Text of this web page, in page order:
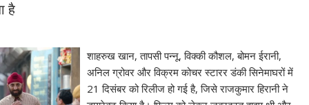
है
शाहरुख खान, तापसी पन्नू, विक्की कौशल, बोमन ईरानी,
अनिल ग्रोवर और ​विक्रम कोचर स्टारर डंकी सिनेमाघरों में
21 दिसंबर को रिलीज हो गई है, जिसे राजकुमार हिरानी ने